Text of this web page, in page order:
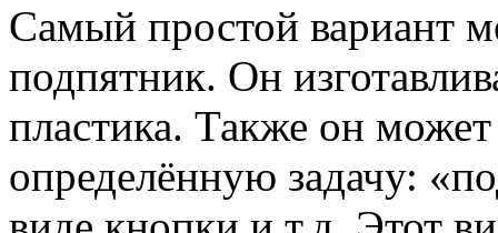
Самый простой вариант
подпятник. Он
пластика. Также он
определённую задачу: